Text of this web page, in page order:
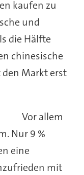
kaufen zu
und
die Hälfte
chinesische
Markt erst
Vor allem
Nur 9 %
eine
mit